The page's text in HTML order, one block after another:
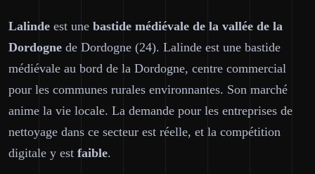
Lalinde est une bastide médiévale de la vallée de la
Dordogne de Dordogne (24). Lalinde est une bastide
médiévale au bord de la Dordogne, centre commercial
pour les communes rurales environnantes. Son marché
anime la vie locale. La demande pour les entreprises de
nettoyage dans ce secteur est réelle, et la compétition
digitale y est faible.